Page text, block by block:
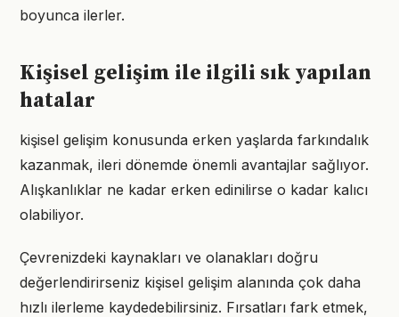
boyunca ilerler.
Kişisel gelişim ile ilgili sık yapılan
hatalar
kişisel gelişim konusunda erken yaşlarda farkındalık
kazanmak, ileri dönemde önemli avantajlar sağlıyor.
Alışkanlıklar ne kadar erken edinilirse o kadar kalıcı
olabiliyor.
Çevrenizdeki kaynakları ve olanakları doğru
değerlendirirseniz kişisel gelişim alanında çok daha
hızlı ilerleme kaydedebilirsiniz. Fırsatları fark etmek,